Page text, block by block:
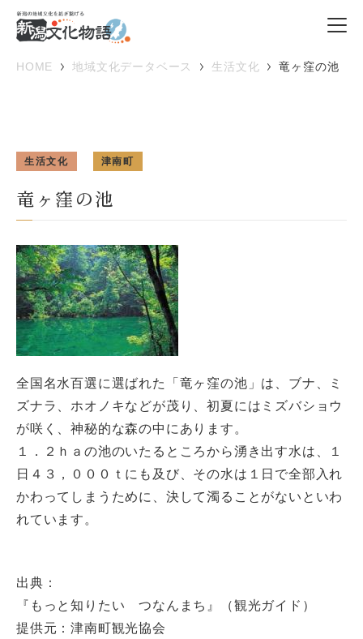
HOME 地域文化データベース 生活文化 竜ヶ窪の池
生活文化 津南町
竜ヶ窪の池
全国名水百選に選ばれた「竜ヶ窪の池」は、ブナ、ミ
ズナラ、ホオノキなどが茂り、初夏にはミズバショウ
が咲く、神秘的な森の中にあります。
１．２ｈａの池のいたるところから湧き出す水は、１
日４３，０００ｔにも及び、その水は１日で全部入れ
かわってしまうために、決して濁ることがないといわ
れています。
出典：
『もっと知りたい つなんまち』（観光ガイド）
提供元：津南町観光協会